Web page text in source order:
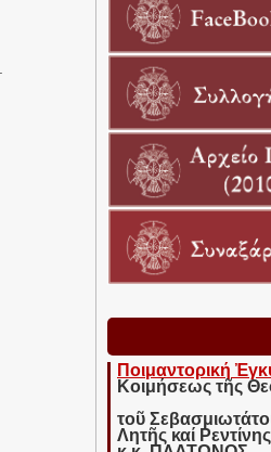
Ποιμαντορική
Κοιμήσεως τῆς
τοῦ
Λητῆς καί Ρεντίνης